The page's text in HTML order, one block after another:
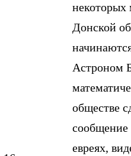
некоторых
Донской
Астроном
обществе
сообщение
евреях,